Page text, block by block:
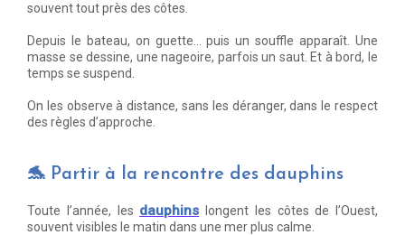
souvent tout près des côtes.
Depuis le bateau, on guette… puis un souffle apparaît. Une
masse se dessine, une nageoire, parfois un saut. Et à bord, le
temps se suspend.
On les observe à distance, sans les déranger, dans le respect
des règles d’approche.
🐬 Partir à la rencontre des dauphins
Toute l’année, les dauphins longent les côtes de l’Ouest,
souvent visibles le matin dans une mer plus calme.